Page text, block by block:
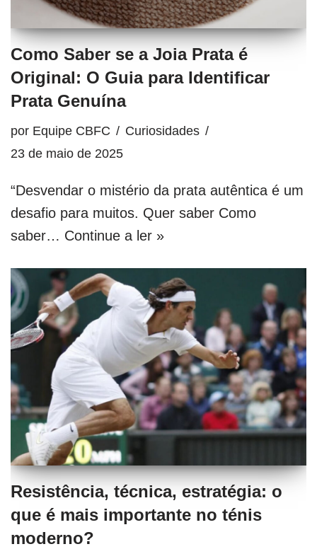
Como Saber se a Joia Prata é
Original: O Guia para Identificar
Prata Genuína
por Equipe CBFC
Curiosidades
23 de maio de 2025
“Desvendar o mistério da prata autêntica é um
desafio para muitos. Quer saber Como
saber… Continue a ler »
Resistência, técnica, estratégia: o
que é mais importante no ténis
moderno?